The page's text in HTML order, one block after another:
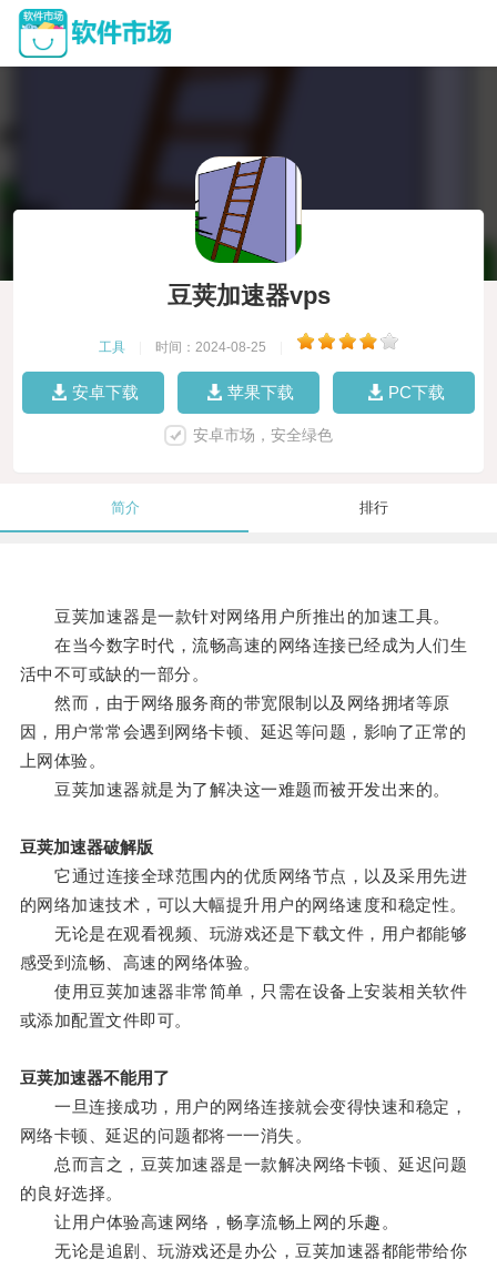
豆荚加速器vps
工具 时间：2024-08-25
安卓下载 苹果下载 PC下载
安卓市场，安全绿色
简介 排行
豆荚加速器是一款针对网络用户所推出的加速工具。
在当今数字时代，流畅高速的网络连接已经成为人们生
活中不可或缺的一部分。
然而，由于网络服务商的带宽限制以及网络拥堵等原
因，用户常常会遇到网络卡顿、延迟等问题，影响了正常的
上网体验。
豆荚加速器就是为了解决这一难题而被开发出来的。
豆荚加速器破解版
它通过连接全球范围内的优质网络节点，以及采用先进
的网络加速技术，可以大幅提升用户的网络速度和稳定性。
无论是在观看视频、玩游戏还是下载文件，用户都能够
感受到流畅、高速的网络体验。
使用豆荚加速器非常简单，只需在设备上安装相关软件
或添加配置文件即可。
豆荚加速器不能用了
一旦连接成功，用户的网络连接就会变得快速和稳定，
网络卡顿、延迟的问题都将一一消失。
总而言之，豆荚加速器是一款解决网络卡顿、延迟问题
的良好选择。
让用户体验高速网络，畅享流畅上网的乐趣。
无论是追剧、玩游戏还是办公，豆荚加速器都能带给你